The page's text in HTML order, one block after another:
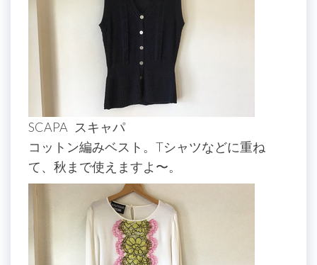
SCAPA スキャパ
コットン編みベスト。Tシャツなどに重ね
て、秋まで使えますよ〜。